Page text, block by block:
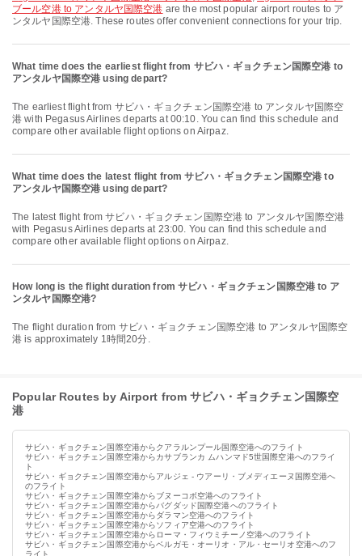
ブール空港 to アンタルヤ国際空港 are the most popular airport routes to ア
ンタルヤ国際空港. These routes offer convenient connections for your trip.
What time does the earliest flight from サビハ・ギョクチェン国際空港 to
アンタルヤ国際空港 using depart?
The earliest flight from サビハ・ギョクチェン国際空港 to アンタルヤ国際空
港 with Pegasus Airlines departs at 00:10. You can find this schedule and
compare other available flight options on Airpaz.
What time does the latest flight from サビハ・ギョクチェン国際空港 to
アンタルヤ国際空港 using depart?
The latest flight from サビハ・ギョクチェン国際空港 to アンタルヤ国際空港
with Pegasus Airlines departs at 23:00. You can find this schedule and
compare other available flight options on Airpaz.
How long is the flight duration from サビハ・ギョクチェン国際空港 to ア
ンタルヤ国際空港?
The flight duration from サビハ・ギョクチェン国際空港 to アンタルヤ国際空
港 is approximately 1時間20分.
Popular Routes by Airport from サビハ・ギョクチェン国際空
港
サビハ・ギョクチェン国際空港からクアラルンプール国際空港へのフライト
サビハ・ギョクチェン国際空港からカサブランカ ムハンマド5世国際空港へのフライ
ト
サビハ・ギョクチェン国際空港からアルジェ - ウアーリ・ブメディエーヌ国際空港へ
のフライト
サビハ・ギョクチェン国際空港からブヌーコボ空港へのフライト
サビハ・ギョクチェン国際空港からバグダッド国際空港へのフライト
サビハ・ギョクチェン国際空港からダラマン空港へのフライト
サビハ・ギョクチェン国際空港からソフィア空港へのフライト
サビハ・ギョクチェン国際空港からローマ・フィウミチーノ空港へのフライト
サビハ・ギョクチェン国際空港からベルガモ・オーリオ・アル・セーリオ空港へのフ
ライト